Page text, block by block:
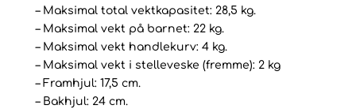
– Maksimal total vektkapasitet: 28,5 kg.
– Maksimal vekt på barnet: 22 kg.
– Maksimal vekt handlekurv: 4 kg.
– Maksimal vekt i stelleveske (fremme): 2 kg
– Framhjul: 17,5 cm.
– Bakhjul: 24 cm.